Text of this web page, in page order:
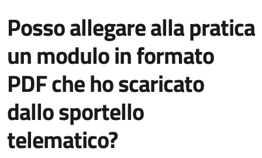
Posso allegare alla pratica
un modulo in formato
PDF che ho scaricato
dallo sportello
telematico?